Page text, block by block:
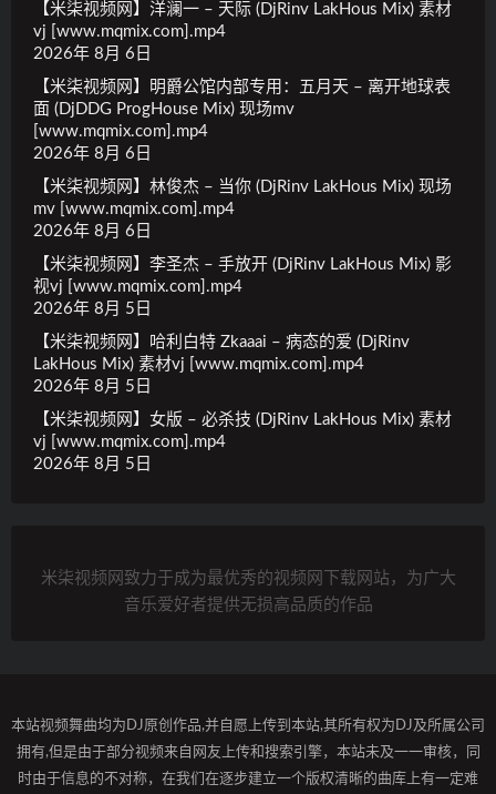
【米柒视频网】洋澜一 – 天际 (DjRinv LakHous Mix) 素材
vj [www.mqmix.com].mp4
2026年 8月 6日
【米柒视频网】明爵公馆内部专用：五月天 – 离开地球表
面 (DjDDG ProgHouse Mix) 现场mv
[www.mqmix.com].mp4
2026年 8月 6日
【米柒视频网】林俊杰 – 当你 (DjRinv LakHous Mix) 现场
mv [www.mqmix.com].mp4
2026年 8月 6日
【米柒视频网】李圣杰 – 手放开 (DjRinv LakHous Mix) 影
视vj [www.mqmix.com].mp4
2026年 8月 5日
【米柒视频网】哈利白特 Zkaaai – 病态的爱 (DjRinv
LakHous Mix) 素材vj [www.mqmix.com].mp4
2026年 8月 5日
【米柒视频网】女版 – 必杀技 (DjRinv LakHous Mix) 素材
vj [www.mqmix.com].mp4
2026年 8月 5日
米柒视频网致力于成为最优秀的视频网下载网站，为广大
音乐爱好者提供无损高品质的作品
本站视频舞曲均为DJ原创作品,并自愿上传到本站,其所有权为DJ及所属公司
拥有,但是由于部分视频来自网友上传和搜索引擎，本站未及一一审核，同
时由于信息的不对称，在我们在逐步建立一个版权清晰的曲库上有一定难